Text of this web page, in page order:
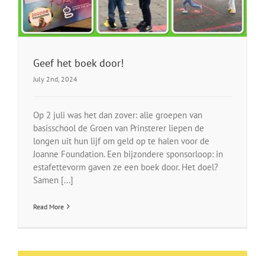
Geef het boek door!
July 2nd, 2024
Op 2 juli was het dan zover: alle groepen van
basisschool de Groen van Prinsterer liepen de
longen uit hun lijf om geld op te halen voor de
Joanne Foundation. Een bijzondere sponsorloop: in
estafettevorm gaven ze een boek door. Het doel?
Samen [...]
Read More